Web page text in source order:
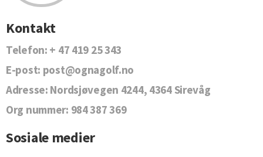
Kontakt
Telefon: + 47 419 25 343
E-post: post@ognagolf.no
Adresse: Nordsjøvegen 4244, 4364 Sirevåg
Org nummer: 984 387 369
Sosiale medier